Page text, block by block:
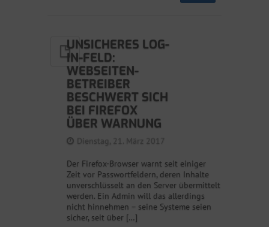
UNSICHERES LOG-
IN-FELD:
WEBSEITEN-
BETREIBER
BESCHWERT SICH
BEI FIREFOX
ÜBER WARNUNG
Dienstag, 21. März 2017
Der Firefox-Browser warnt seit einiger
Zeit vor Passwortfeldern, deren Inhalte
unverschlüsselt an den Server übermittelt
werden. Ein Admin will das allerdings
nicht hinnehmen – seine Systeme seien
sicher, seit über […]